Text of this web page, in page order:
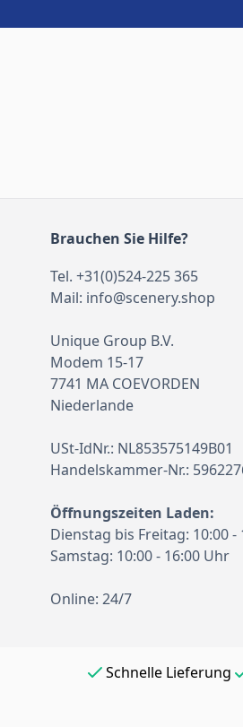
Brauchen Sie Hilfe?
Tel. +31(0)524-225 365
Mail: info@scenery.shop
Unique Group B.V.
Modem 15-17
7741 MA COEVORDEN
Niederlande
USt-IdNr.: NL853575149B01
Handelskammer-Nr.:
Öffnungszeiten Laden:
Dienstag bis Freitag: 10:00 -
Samstag: 10:00 - 16:00 Uhr
Online: 24/7
Schnelle Lieferung